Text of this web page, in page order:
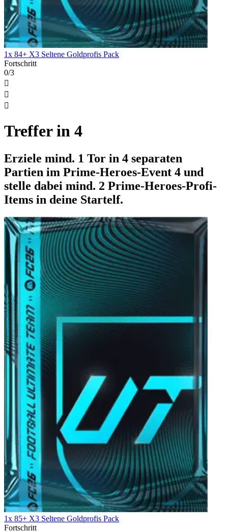
1x 84+ X3 Seltene Goldprofis Pack
Fortschritt
0/3



Treffer in 4
Erziele mind. 1 Tor in 4 separaten
Partien im Prime-Heroes-Event 4 und
stelle dabei mind. 2 Prime-Heroes-Profi-
Items in deine Startelf.
1x 85+ X3 Seltene Goldprofis Pack
Fortschritt